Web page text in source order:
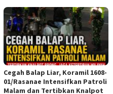
Cegah Balap Liar, Koramil 1608-
01/Rasanae Intensifkan Patroli
Malam dan Tertibkan Knalpot